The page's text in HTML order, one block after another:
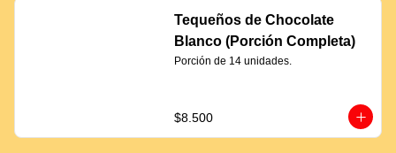
Tequeños de Chocolate
Blanco (Porción Completa)
Porción de 14 unidades.
$8.500